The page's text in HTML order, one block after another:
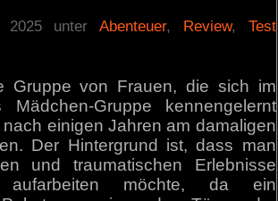
2025 unterAbenteuer, Review, Test
Gruppe von Frauen, die sich im
Gruppe kennengelernt
einigen Jahren am damaligen
Der Hintergrund ist, dass man
und traumatischen Erlebnisse
möchte, da ein